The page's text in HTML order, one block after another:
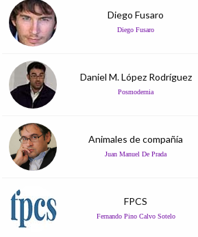
Diego Fusaro
Diego Fusaro
Daniel M. López Rodríguez
Posmodernia
Animales de compañía
Juan Manuel De Prada
FPCS
Fernando Pino Calvo Sotelo